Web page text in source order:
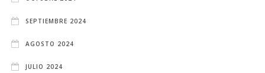
SEPTIEMBRE 2024
AGOSTO 2024
JULIO 2024